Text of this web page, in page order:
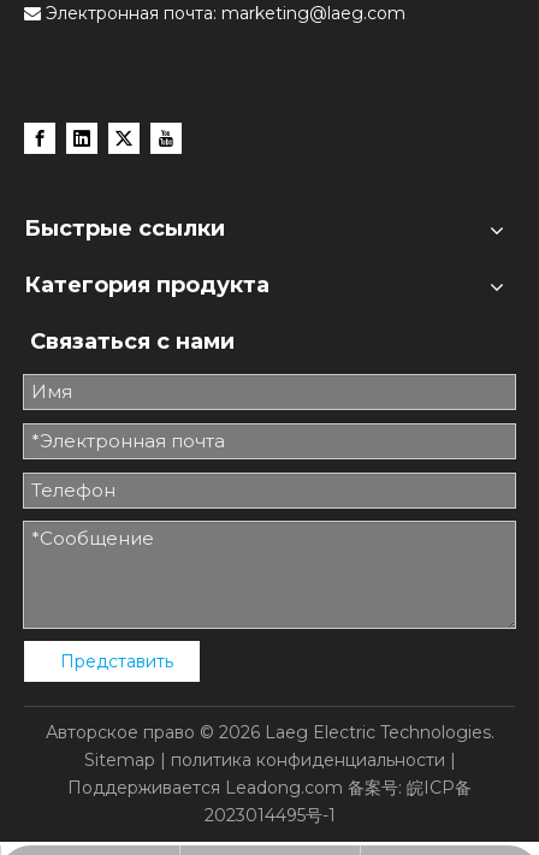
 Электронная почта: marketing@laeg.com
Быстрые ссылки
Категория продукта
Связаться с нами
Представить
Авторское право © 2026Laeg Electric Technologies.
Sitemap | политика конфиденциальности |
Поддерживается Leadong.com 备案号: 皖ICP备
2023014495号-1